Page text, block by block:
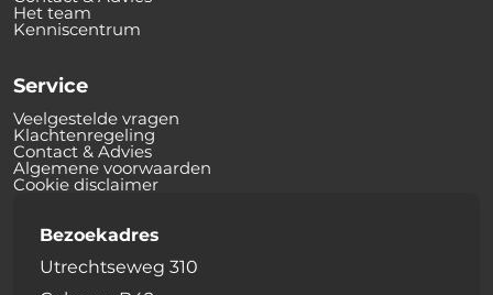
Het team
Kenniscentrum
Service
Veelgestelde vragen
Klachtenregeling
Contact & Advies
Algemene voorwaarden
Cookie disclaimer
Bezoekadres
Utrechtseweg 310